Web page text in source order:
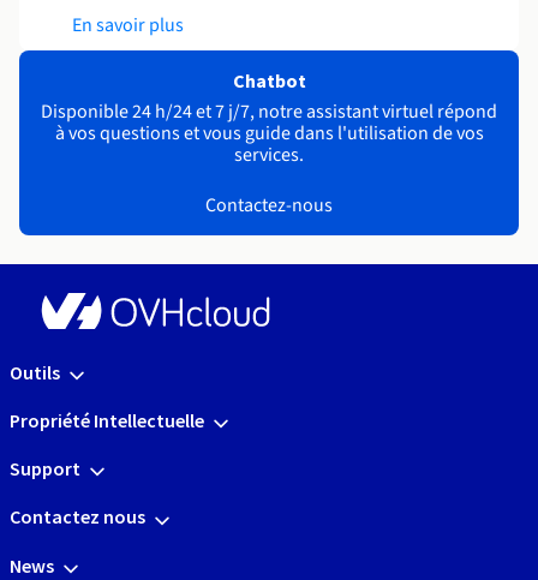
En savoir plus
Chatbot
Disponible 24 h/24 et 7 j/7, notre assistant virtuel répond
à vos questions et vous guide dans l'utilisation de vos
services.
Contactez-nous
Outils
Propriété Intellectuelle
Support
Contactez nous
News